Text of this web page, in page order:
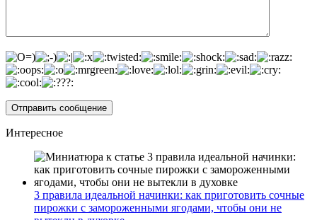
Интересное
3 правила идеальной начинки: как приготовить сочные
пирожки с замороженными ягодами, чтобы они не